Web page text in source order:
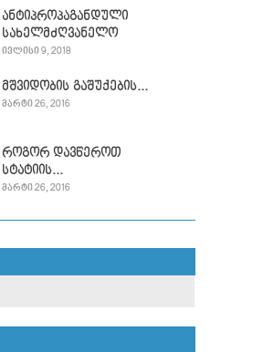
ანტიპროპაგანდული
სახელმძღვანელო
ᲘᲕᲚᲘᲡᲘ 9, 2018
მშვიდობის გაშუქების...
ᲛᲐᲠᲢᲘ 26, 2016
როგორ დავწეროთ
სტატიის...
ᲛᲐᲠᲢᲘ 26, 2016